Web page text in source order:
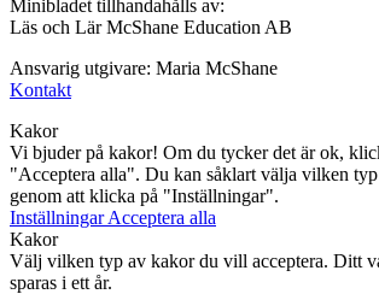
Minibladet tillhandahålls av:
Läs och Lär McShane Education AB
Ansvarig utgivare: Maria McShane
Kontakt
Kakor
Vi bjuder på kakor! Om du tycker det är ok,
"Acceptera alla". Du kan såklart välja vilken
genom att klicka på "Inställningar".
InställningarAcceptera alla
Kakor
Välj vilken typ av kakor du vill acceptera. Ditt
sparas i ett år.